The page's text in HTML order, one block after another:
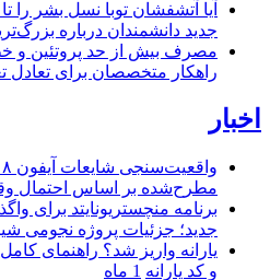
آیا آتشفشان توبا نسل بشر را
جدید دانشمندان درباره
راهکار متخصصان برای تعادل
اخبار
مطرح‌شده بر اساس احتمال
برنامه منچستریونایتد برای
جدید؛ جزئیات پروژه نجومی
یارانه واریز شد؟ راهنمای
و کد یارانه 1 ماه